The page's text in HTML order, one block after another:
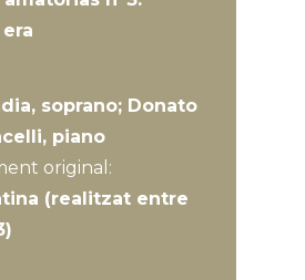
soprano; Donato
piano
original:
(realitzat entre